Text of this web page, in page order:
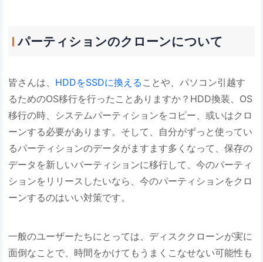
パーティションのクローンについて
皆さんは、 HDDをSSDに換える ことや、パソコン引越す
るためのOS移行を行ったことありますか？HDD換装、OS
移行の時、システムパーティションをコピー、或いはクロ
ーンする必要があります。そして、自分がずっと使ってい
るパーティションのデータがますます多くなって、保存の
データを新しいパーティションに移行して、今のパーティ
ションをリリースしたいなら、今のパーティションをクロ
ーンするのはいい対策です。
一般のユーザーたちにとっては、ディスククローンが実に
面倒なことで、時間をかけてもうまくこなせない可能性も